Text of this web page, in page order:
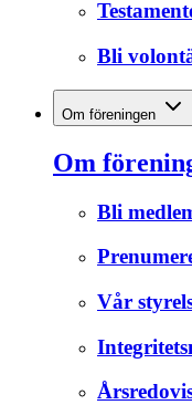
Bli
Om föreningen
Om
Bli
Vår